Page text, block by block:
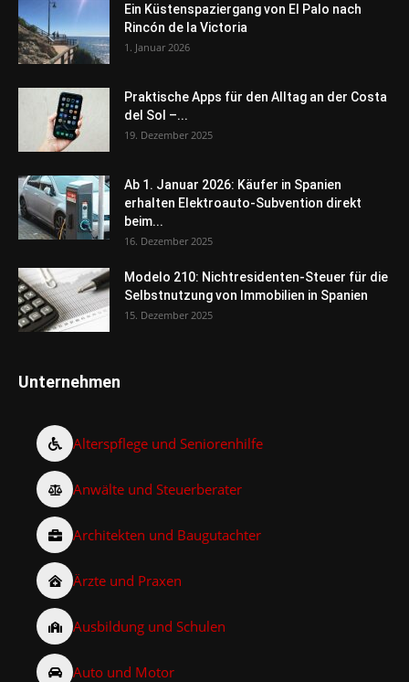
Ein Küstenspaziergang von El Palo nach
Rincón de la Victoria
1. Januar 2026
Praktische Apps für den Alltag an der Costa
del Sol –...
19. Dezember 2025
Ab 1. Januar 2026: Käufer in Spanien
erhalten Elektroauto-Subvention direkt
beim...
16. Dezember 2025
Modelo 210: Nichtresidenten-Steuer für die
Selbstnutzung von Immobilien in Spanien
15. Dezember 2025
Unternehmen
Alterspflege und Seniorenhilfe
Anwälte und Steuerberater
Architekten und Baugutachter
Ärzte und Praxen
Ausbildung und Schulen
Auto und Motor